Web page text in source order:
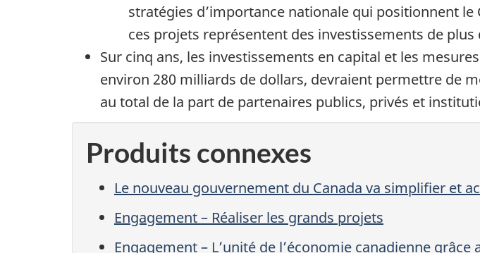
stratégies d’importance nationale qui positionnent
ces projets représentent des investissements de plus
Sur cinq ans, les investissements en capital et les
environ 280 milliards de dollars, devraient permettre de
au total de la part de partenaires publics, privés et
Produits connexes
Le nouveau gouvernement du Canada va simplifier et
Engagement – Réaliser les grands projets
Engagement – L’unité de l’économie canadienne